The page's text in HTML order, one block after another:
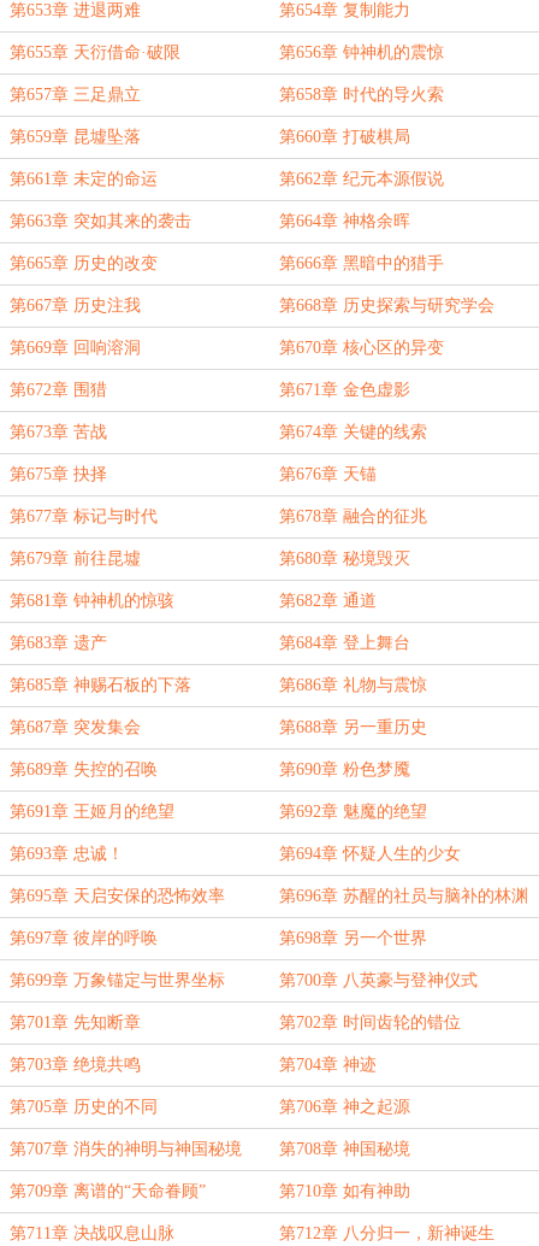
第653章 进退两难 第654章 复制能力
第655章 天衍借命·破限 第656章 钟神机的震惊
第657章 三足鼎立 第658章 时代的导火索
第659章 昆墟坠落 第660章 打破棋局
第661章 未定的命运 第662章 纪元本源假说
第663章 突如其来的袭击 第664章 神格余晖
第665章 历史的改变 第666章 黑暗中的猎手
第667章 历史注我 第668章 历史探索与研究学会
第669章 回响溶洞 第670章 核心区的异变
第672章 围猎 第671章 金色虚影
第673章 苦战 第674章 关键的线索
第675章 抉择 第676章 天锚
第677章 标记与时代 第678章 融合的征兆
第679章 前往昆墟 第680章 秘境毁灭
第681章 钟神机的惊骇 第682章 通道
第683章 遗产 第684章 登上舞台
第685章 神赐石板的下落 第686章 礼物与震惊
第687章 突发集会 第688章 另一重历史
第689章 失控的召唤 第690章 粉色梦魇
第691章 王姬月的绝望 第692章 魅魔的绝望
第693章 忠诚！ 第694章 怀疑人生的少女
第695章 天启安保的恐怖效率 第696章 苏醒的社员与脑补的林渊
第697章 彼岸的呼唤 第698章 另一个世界
第699章 万象锚定与世界坐标 第700章 八英豪与登神仪式
第701章 先知断章 第702章 时间齿轮的错位
第703章 绝境共鸣 第704章 神迹
第705章 历史的不同 第706章 神之起源
第707章 消失的神明与神国秘境 第708章 神国秘境
第709章 离谱的“天命眷顾” 第710章 如有神助
第711章 决战叹息山脉 第712章 八分归一，新神诞生